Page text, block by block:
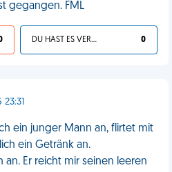
gegangen. FML
DU HAST ES VERDIENT 0
ein junger Mann an, flirtet mit
ein Getränk an.
Er reicht mir seinen leeren